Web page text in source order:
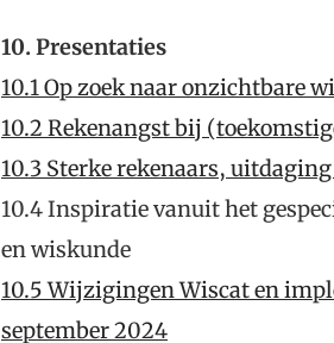
10. Presentaties
10.1 Op zoek naar onzichtbare
10.2 Rekenangst bij
10.3 Sterke rekenaars,
10.4 Inspiratie vanuit het
en wiskunde
10.5 Wijzigingen Wiscat en
september 2024